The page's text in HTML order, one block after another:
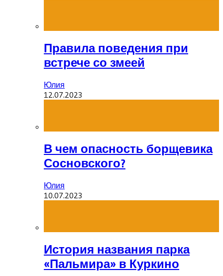
Правила поведения при
встрече со змеей
Юлия
12.07.2023
В чем опасность борщевика
Сосновского?
Юлия
10.07.2023
История названия парка
«Пальмира» в Куркино